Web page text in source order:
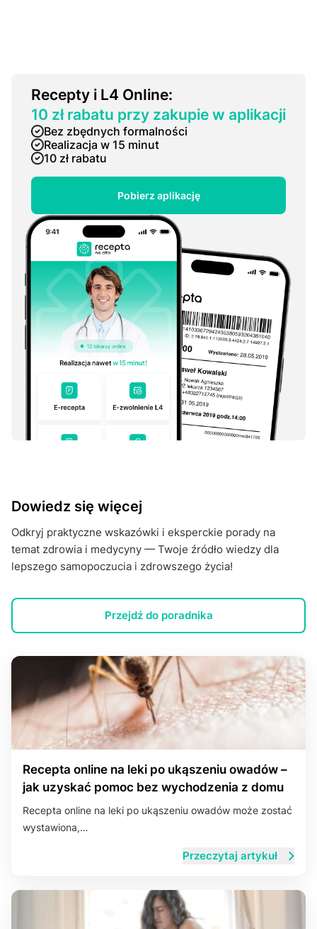
Rесерtу i L4 OnIіnе:
10 zł rabatu przy zakupie w aplikacji
Bez zbędnych formalności
Realizacja w 15 minut
10 zł rabatu
Pobierz aplikację
Dowiedz się więcej
Odkryj praktyczne wskazówki i eksperckie porady na
temat zdrowia i medycyny — Twoje źródło wiedzy dla
lepszego samopoczucia i zdrowszego życia!
Przejdź do poradnika
Recepta online na leki po ukąszeniu owadów –
jak uzyskać pomoc bez wychodzenia z domu
Recepta online na leki po ukąszeniu owadów może zostać
wystawiona,…
Przeczytaj artykuł